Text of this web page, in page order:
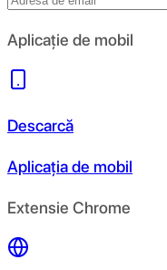
Aplicație de mobil
Descarcă
Aplicația de mobil
Extensie Chrome